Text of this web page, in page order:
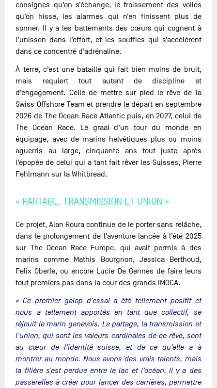
consignes qu’on s’échange, le froissement des voiles
qu’on hisse, les alarmes qui n’en finissent plus de
sonner. Il y a les battements des cœurs qui cognent à
l’unisson dans l’effort, et les souffles qui s’accélèrent
dans ce concentré d’adrénaline.
À terre, c’est une bataille qui fait bien moins de bruit,
mais requiert tout autant de discipline et
d’engagement. Celle de mettre sur pied le rêve de la
Swiss Offshore Team et prendre le départ en septembre
2026 de The Ocean Race Atlantic puis, en 2027, celui de
The Ocean Race. Le graal d’un tour du monde en
équipage, avec de marins helvétiques plus ou moins
aguerris au large, cinquante ans tout juste après
l’épopée de celui qui a tant fait rêver les Suisses, Pierre
Fehlmann sur la Whitbread.
« PARTAGE, TRANSMISSION ET UNION »
Ce projet, Alan Roura continue de le porter sans relâche,
dans le prolongement de l’aventure lancée à l’été 2025
sur The Ocean Race Europe, qui avait permis à des
marins comme Mathis Bourgnon, Jessica Berthoud,
Felix Oberle, ou encore Lucie De Gennes de faire leurs
tout premiers pas dans la cour des grands IMOCA.
« Ce premier galop d’essai a été tellement positif et
nous a tellement apportés en tant que collectif, se
réjouit le marin genevois. Le partage, la transmission et
l’union, qui sont les valeurs cardinales de ce rêve, sont
au cœur de l’identité suisse, et de ce qu’elle a à
montrer au monde. Nous avons des vrais talents, mais
la filière s’est perdue entre le lac et l’océan. Il y a des
passerelles à créer pour lancer des carrières, permettre